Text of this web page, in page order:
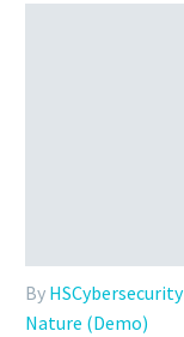
By HSCybersecurity
Nature (Demo)